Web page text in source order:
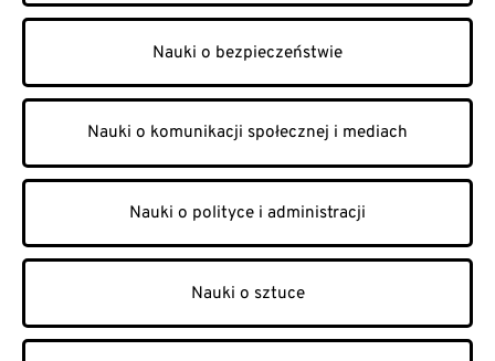
Nauki o bezpieczeństwie
Nauki o komunikacji społecznej i mediach
Nauki o polityce i administracji
Nauki o sztuce